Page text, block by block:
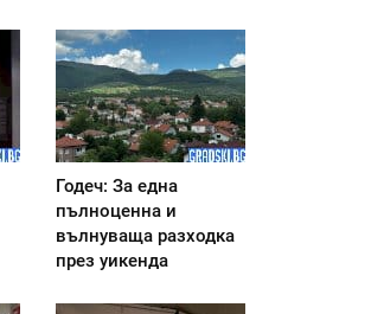
Годеч: За една
пълноценна и
вълнуваща разходка
през уикенда